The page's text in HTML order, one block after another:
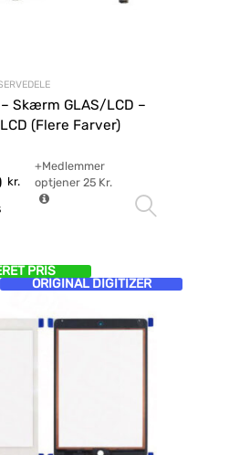
Skærm GLAS/LCD –
LCD (Flere Farver)
kr.
+Medlemmer
optjener25 Kr.
PRIS
ORIGINAL DIGITIZER